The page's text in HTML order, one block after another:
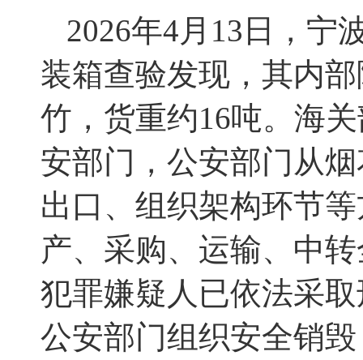
2026年4月13日，宁
装箱查验发现，其内
竹，货重约16吨。海
安部门，公安部门从
出口、组织架构环节
产、采购、运输、中
犯罪嫌疑人已依法采
公安部门组织安全销